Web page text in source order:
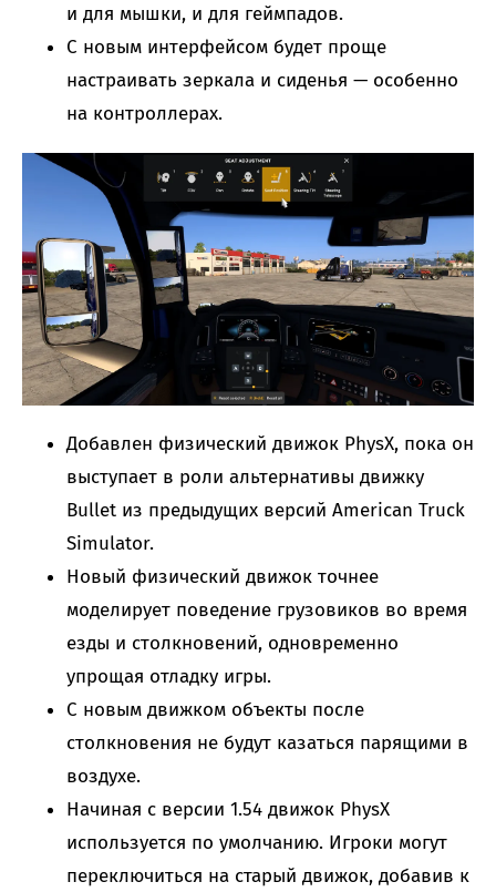
и для мышки, и для геймпадов.
С новым интерфейсом будет проще
настраивать зеркала и сиденья — особенно
на контроллерах.
Добавлен физический движок PhysX, пока он
выступает в роли альтернативы движку
Bullet из предыдущих версий American Truck
Simulator.
Новый физический движок точнее
моделирует поведение грузовиков во время
езды и столкновений, одновременно
упрощая отладку игры.
С новым движком объекты после
столкновения не будут казаться парящими в
воздухе.
Начиная с версии 1.54 движок PhysX
используется по умолчанию. Игроки могут
переключиться на старый движок, добавив к